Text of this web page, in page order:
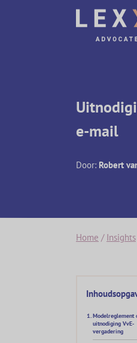
e-mail
Door: Robert
Home / Insights
Modelreglement
uitnodiging VvE-
vergadering